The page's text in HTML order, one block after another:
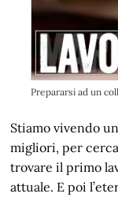
Prepararsi ad un
Stiamo vivendo
migliori, per
trovare il primo
attuale. E poi